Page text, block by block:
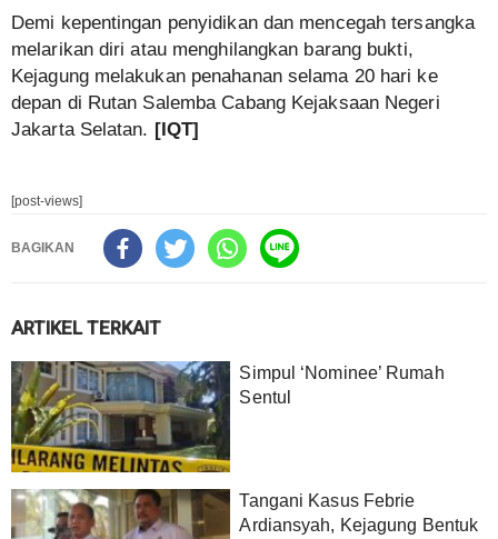
Demi kepentingan penyidikan dan mencegah tersangka
melarikan diri atau menghilangkan barang bukti,
Kejagung melakukan penahanan selama 20 hari ke
depan di Rutan Salemba Cabang Kejaksaan Negeri
Jakarta Selatan. [IQT]
[post-views]
BAGIKAN
ARTIKEL TERKAIT
Simpul ‘Nominee’ Rumah
Sentul
Tangani Kasus Febrie
Ardiansyah, Kejagung Bentuk